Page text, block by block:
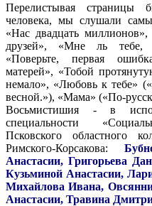
Перелистывая страницы
человека, мы слушали
«Нас двадцать
друзей», «Мне ль тебе,
«Поверьте, первая
матерей», «Тобой
немало», «Любовь к тебе»
весной.»), «Мама» («По-
Восьмистишия - в
специальности
Псковского областного
Римского-Корсакова:
Анастасии, Григорьева
Кузьминой Анастасии,
Михайлова Ивана,
Анастасии, Травина